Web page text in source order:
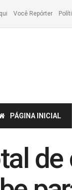
Você Repórter
PÁGINA INICIAL
de